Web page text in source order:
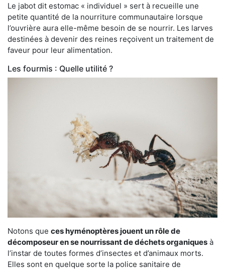
Le jabot dit estomac « individuel » sert à recueille une
petite quantité de la nourriture communautaire lorsque
l’ouvrière aura elle-même besoin de se nourrir. Les larves
destinées à devenir des reines reçoivent un traitement de
faveur pour leur alimentation.
Les fourmis : Quelle utilité ?
Notons que ces hyménoptères jouent un rôle de
décomposeur en se nourrissant de déchets organiques à
l’instar de toutes formes d’insectes et d’animaux morts.
Elles sont en quelque sorte la police sanitaire de